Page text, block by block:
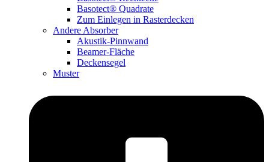
Basotect® Quadrate
Zum Einlegen in Rasterdecken
Andere Absorber
Akustik-Pinnwand
Beamer-Fläche
Deckensegel
Muster